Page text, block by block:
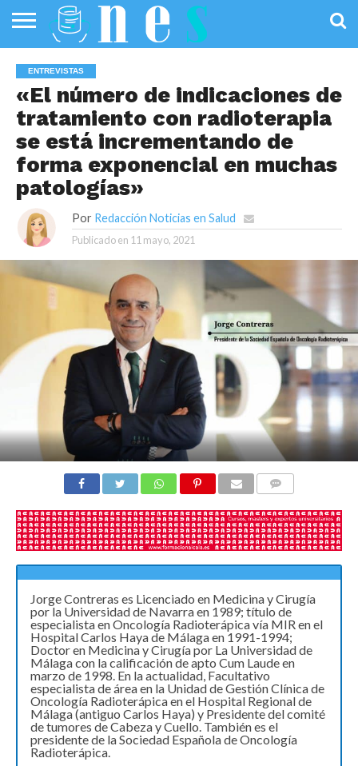
PÚBLICA
SANIDAD
INVESTIGACIÓN
ENTREVISTAS
PROFESIONALES
DE LA SALUD
INFOGRAFÍAS
DE SALUD
OPINIÓN
ENTREVISTAS
«El número de indicaciones de
tratamiento con radioterapia
se está incrementando de
forma exponencial en muchas
patologías»
Por Redacción Noticias en Salud
Publicado en 11 mayo, 2021
Jorge Contreras es Licenciado en Medicina y Cirugía
por la Universidad de Navarra en 1989; título de
especialista en Oncología Radioterápica vía MIR en el
Hospital Carlos Haya de Málaga en 1991-1994;
Doctor en Medicina y Cirugía por La Universidad de
Málaga con la calificación de apto Cum Laude en
marzo de 1998. En la actualidad, Facultativo
especialista de área en la Unidad de Gestión Clínica de
Oncología Radioterápica en el Hospital Regional de
Málaga (antiguo Carlos Haya) y Presidente del comité
de tumores de Cabeza y Cuello. También es el
presidente de la Sociedad Española de Oncología
Radioterápica.